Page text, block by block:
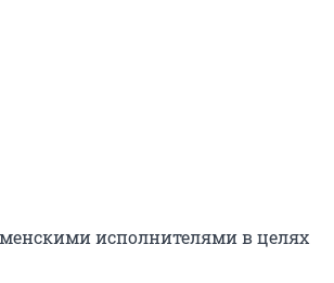
исполнителями в целях